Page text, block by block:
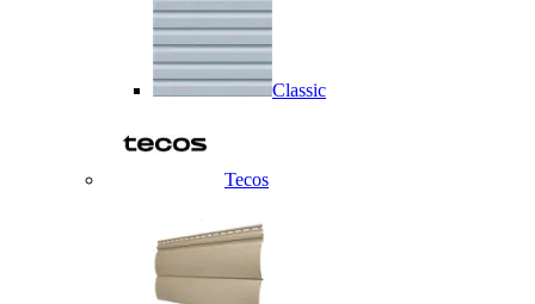
Classic
Tecos